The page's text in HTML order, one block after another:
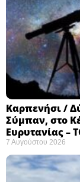
Καρπενήσι /
Σύμπαν, στο
Ευρυτανίας
7 Αυγούστου 2026